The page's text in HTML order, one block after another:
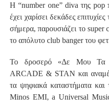
Η “number one” diva της pop
έχει χαρίσει δεκάδες
σήμερα, παρουσιάζει το
το απόλυτο club banger του
Το δροσερό «Δε Μου Τα
ARCADE & STAN και
τα ψηφιακά καταστήματα και
Minos EMI, a Universal